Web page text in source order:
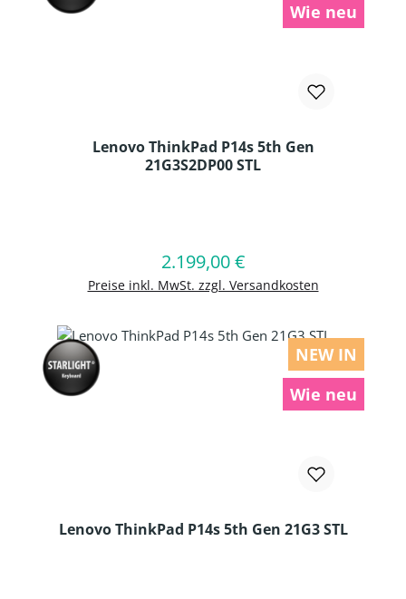
Wie neu
Lenovo ThinkPad P14s 5th Gen
21G3S2DP00 STL
Regulärer Preis:
2.199,00 €
Preise inkl. MwSt. zzgl. Versandkosten
In den Warenkorb
NEW IN
Wie neu
Lenovo ThinkPad P14s 5th Gen 21G3 STL